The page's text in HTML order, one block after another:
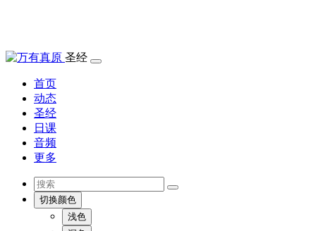
圣经
首页
动态
圣经
日课
音频
更多
切换颜色
浅色